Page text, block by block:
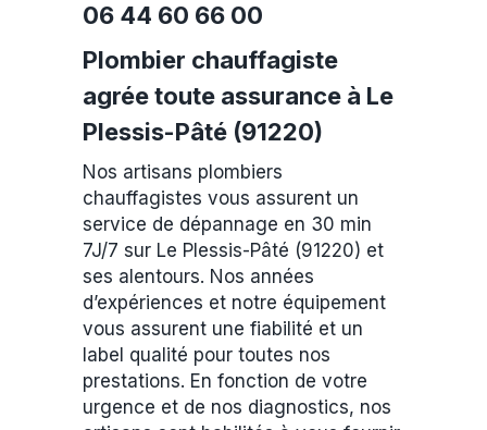
06 44 60 66 00
Plombier chauffagiste
agrée toute assurance à Le
Plessis-Pâté (91220)
Nos artisans plombiers
chauffagistes vous assurent un
service de dépannage en 30 min
7J/7 sur Le Plessis-Pâté (91220) et
ses alentours. Nos années
d’expériences et notre équipement
vous assurent une fiabilité et un
label qualité pour toutes nos
prestations. En fonction de votre
urgence et de nos diagnostics, nos